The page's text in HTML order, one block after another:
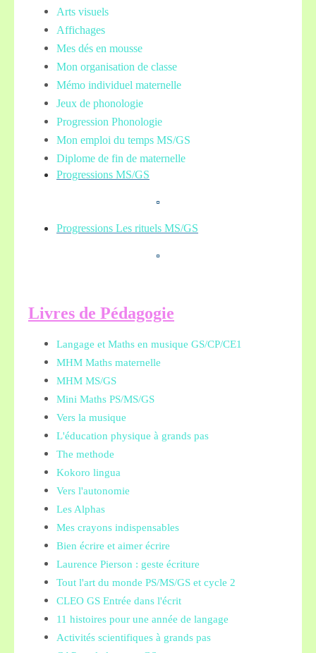
Arts visuels
Affichages
Mes dés en mousse
Mon organisation de classe
Mémo individuel maternelle
Jeux de phonologie
Progression Phonologie
Mon emploi du temps MS/GS
Diplome de fin de maternelle
Progressions MS/GS
Progressions Les rituels MS/GS
Livres de Pédagogie
Langage et Maths en musique GS/CP/CE1
MHM Maths maternelle
MHM MS/GS
Mini Maths PS/MS/GS
Vers la musique
L'éducation physique à grands pas
The methode
Kokoro lingua
Vers l'autonomie
Les Alphas
Mes crayons indispensables
Bien écrire et aimer écrire
Laurence Pierson : geste écriture
Tout l'art du monde PS/MS/GS et cycle 2
CLEO GS Entrée dans l'écrit
11 histoires pour une année de langage
Activités scientifiques à grands pas